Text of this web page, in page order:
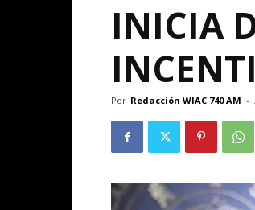
INICIA
Por Redacción WIAC 740 AM -